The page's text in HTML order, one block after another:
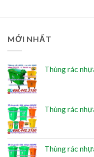
MỚI NHẤT
Thùng rác
Thùng rác
Thùng rác